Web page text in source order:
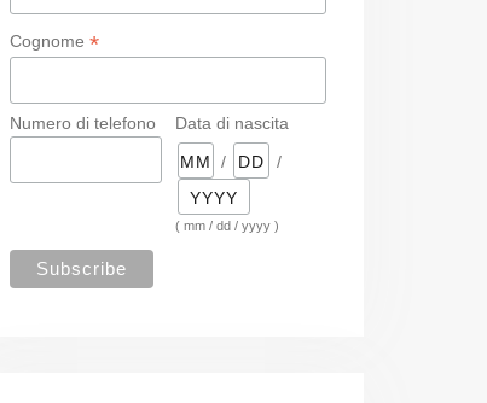
Cognome*
Numero di telefono
Data di nascita
/
/
( mm / dd / yyyy )